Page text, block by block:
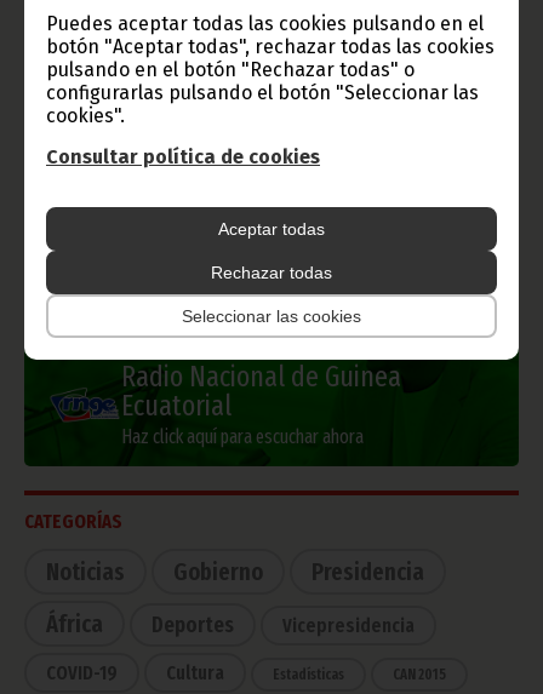
Puedes aceptar todas las cookies pulsando en el
botón "Aceptar todas", rechazar todas las cookies
pulsando en el botón "Rechazar todas" o
configurarlas pulsando el botón "Seleccionar las
cookies".
Consultar política de cookies
Aceptar todas
Rechazar todas
Seleccionar las cookies
Gobierno e Instituciones
Radio Nacional de Guinea
Ecuatorial
Haz click aquí para escuchar ahora
CATEGORÍAS
Noticias Gobierno
Presidencia
África
Deportes Vicepresidencia
COVID-19 Cultura Estadísticas CAN 2015